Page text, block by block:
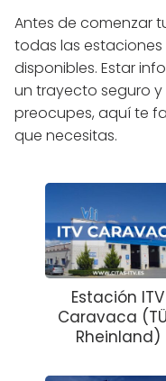
Antes de comenzar
todas las estaciones
disponibles. Estar
un trayecto seguro y
preocupes, aquí te
que necesitas.
Estación ITV
Caravaca
Rheinland)